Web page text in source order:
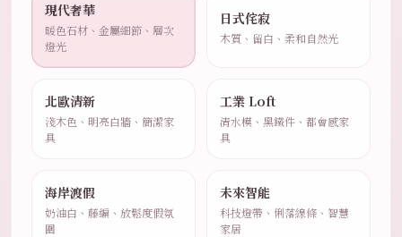
現代奢華
暖色石材、金屬細節、層次
燈光
日式侘寂
木質、留白、柔和自然光
北歐清新
淺木色、明亮白牆、簡潔家
具
工業 Loft
清水模、黑鐵件、都會感家
具
海岸渡假
奶油白、藤編、放鬆度假氛
圍
未來智能
科技燈帶、俐落線條、智慧
家居